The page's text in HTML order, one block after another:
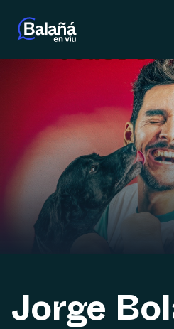
Jorge